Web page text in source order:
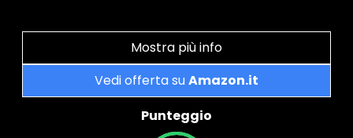
Mostra più info
Vedi offerta suAmazon.it
Punteggio